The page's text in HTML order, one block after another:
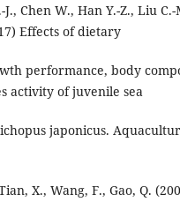
Chen W., Han Y.-Z., Liu C.-
Effects of dietary
performance, body
activity of juvenile sea
japonicus.
X., Wang, F., Gao, Q.